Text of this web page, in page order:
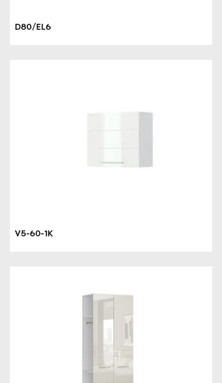
D80/EL6
V5-60-1K